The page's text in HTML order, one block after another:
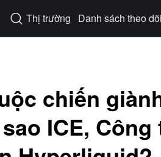
 Thị trường Danh sách theo dõi
chiến
ICE,